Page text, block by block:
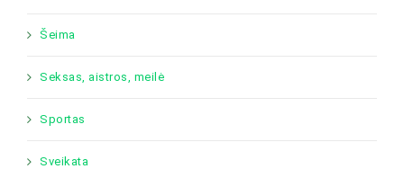
Šeima
Seksas, aistros, meilė
Sportas
Sveikata